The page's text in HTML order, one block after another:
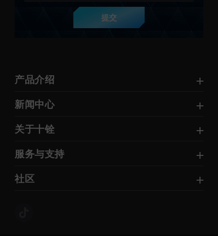
提交
产品介绍
新闻中心
关于十铨
服务与支持
社区